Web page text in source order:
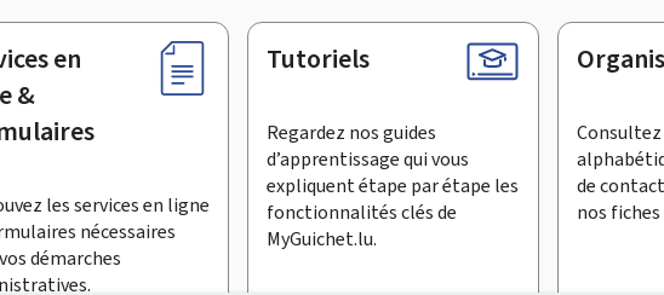
en
&
les services en ligne
nécessaires
démarches
Tutoriels
Regardez nos guides
d’apprentissage qui vous
expliquent étape par étape les
fonctionnalités clés de
MyGuichet.lu.
Consultez
de
nos